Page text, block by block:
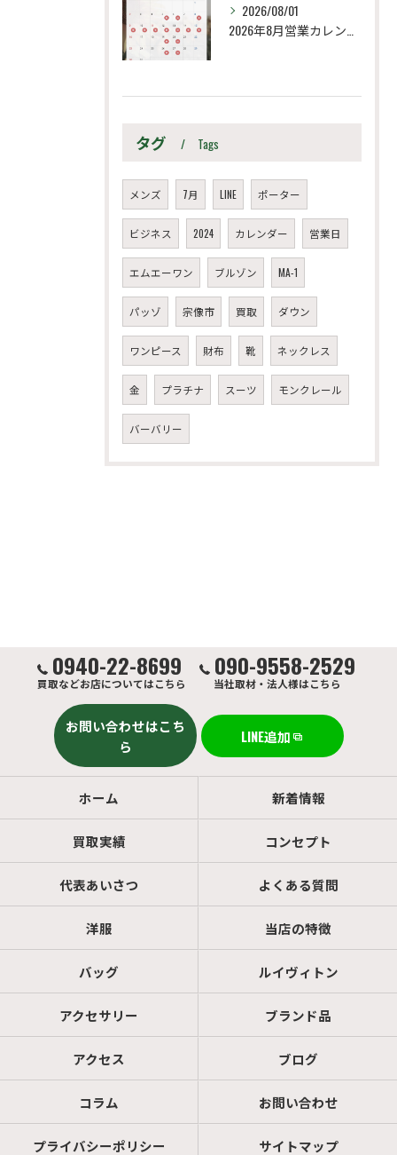
2026/08/01
タグ Tags
メンズ 7月 LINE ポーター
ビジネス 2024 カレンダー 営業日
エムエーワン ブルゾン MA-1
パッゾ 宗像市 買取 ダウン
ワンピース 財布 靴 ネックレス
金 プラチナ スーツ モンクレール
バーバリー
0940-22-8699
買取などお店についてはこちら
090-9558-2529
当社取材・法人様はこちら
お問い合わせはこち
ら
LINE追加
ホーム 新着情報
買取実績 コンセプト
代表あいさつ よくある質問
洋服 当店の特徴
バッグ ルイヴィトン
アクセサリー ブランド品
アクセス ブログ
コラム お問い合わせ
プライバシーポリシー サイトマップ